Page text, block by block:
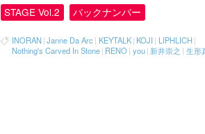
STAGE Vol.2 バックナンバー
INORAN |Janne Da Arc| KEYTALK | KOJI| LIPHLICH |
Nothing's Carved In Stone | RENO| you | 新井崇之 | 生形